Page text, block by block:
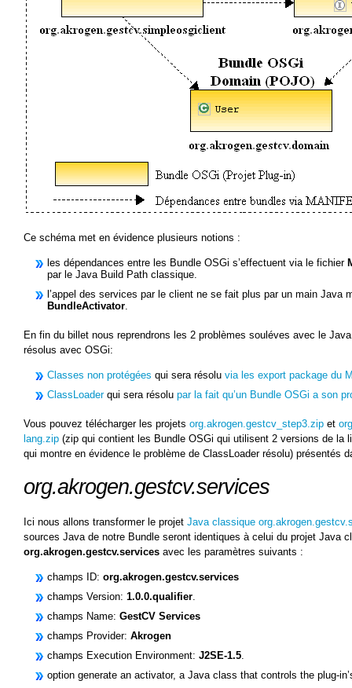
Ce schéma met en évidence plusieurs notions :
les dépendances entre les Bundle OSGi s’effectuent via le fichier
par le Java Build Path classique.
l’appel des services par le client ne se fait plus par un main Java
BundleActivator.
En fin du billet nous reprendrons les 2 problèmes souléves avec le
résolus avec OSGi:
Classes non protégées qui sera résolu via les export package du
ClassLoaderqui sera résolu par la fait qu’un Bundle OSGi a son
Vous pouvez télécharger les projets org.akrogen.gestcv_step3.zip et
lang.zip (zip qui contient les Bundle OSGi qui utilisent 2 versions de la
qui montre en évidence le problème de ClassLoader résolu) présentés
org.akrogen.gestcv.services
Ici nous allons transformer le projet Java classique
sources Java de notre Bundle seront identiques à celui du projet Java
org.akrogen.gestcv.services avec les paramètres suivants :
champs ID: org.akrogen.gestcv.services
champs Version: 1.0.0.qualifier.
champs Name: GestCV Services
champs Provider: Akrogen
champs Execution Environment: J2SE-1.5.
option generate an activator, a Java class that controls the plug-